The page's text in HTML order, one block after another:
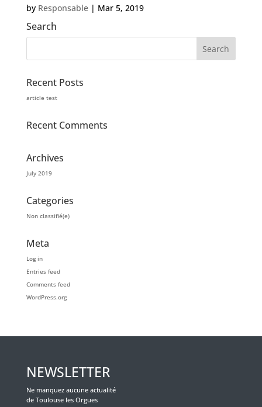
by Responsable| Mar 5, 2019
Search
Recent Posts
article test
Recent Comments
Archives
July 2019
Categories
Non classifié(e)
Meta
Log in
Entries feed
Comments feed
WordPress.org
NEWSLETTER
Ne manquez aucune actualité
de Toulouse les Orgues